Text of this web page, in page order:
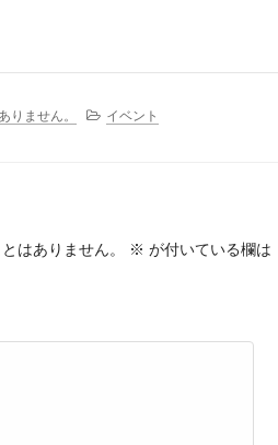
りません。 イベント
はありません。 ※ が付いている欄は